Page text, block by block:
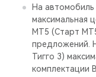
На автомобиль
максимальная
MT5 (Старт
предложений.
Тигго 3)
комплектации